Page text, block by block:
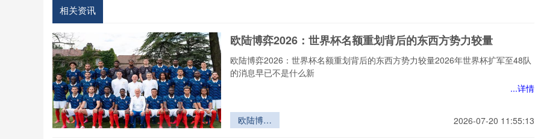
相关资讯
欧陆博弈2026：世界杯名额重划背后的东西方势力较量
欧陆博弈2026：世界杯名额重划背后的东西方势力较量2026年世界杯扩军至48队
的消息早已不是什么新
...详情
欧陆博弈
2026-07-20 11:55:13